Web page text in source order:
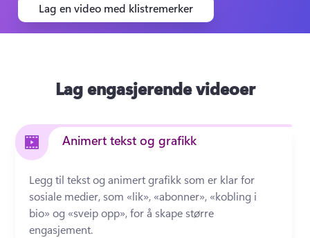
Logg på
Lag en video med klistremerker
Lag engasjerende videoer
Animert tekst og grafikk
Legg til tekst og animert grafikk som er klar for
sosiale medier, som «lik», «abonner», «kobling i
bio» og «sveip opp», for å skape større
engasjement.